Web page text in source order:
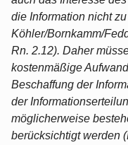
die Information nicht
Köhler/Bornkamm/
Rn. 2.12). Daher
kostenmäßige
Beschaffung der
der
möglicherweise
berücksichtigt werden